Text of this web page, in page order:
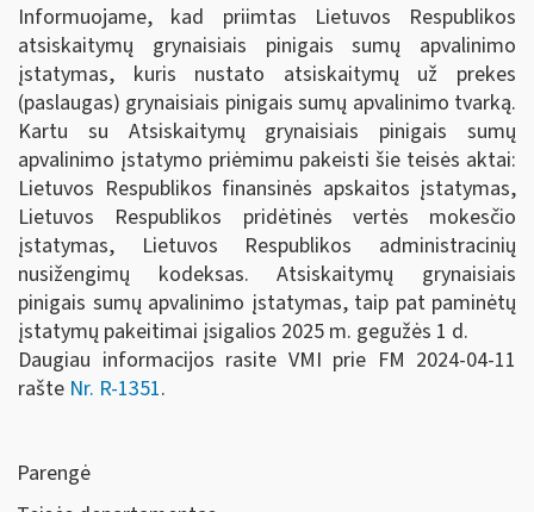
Informuojame, kad priimtas Lietuvos Respublikos
atsiskaitymų grynaisiais pinigais sumų apvalinimo
įstatymas, kuris nustato atsiskaitymų už prekes
(paslaugas) grynaisiais pinigais sumų apvalinimo tvarką.
Kartu su Atsiskaitymų grynaisiais pinigais sumų
apvalinimo įstatymo priėmimu pakeisti šie teisės aktai:
Lietuvos Respublikos finansinės apskaitos įstatymas,
Lietuvos Respublikos pridėtinės vertės mokesčio
įstatymas, Lietuvos Respublikos administracinių
nusižengimų kodeksas. Atsiskaitymų grynaisiais
pinigais sumų apvalinimo įstatymas, taip pat paminėtų
įstatymų pakeitimai įsigalios 2025 m. gegužės 1 d.
Daugiau informacijos rasite VMI prie FM 2024-04-11
rašte Nr. R-1351.
Parengė